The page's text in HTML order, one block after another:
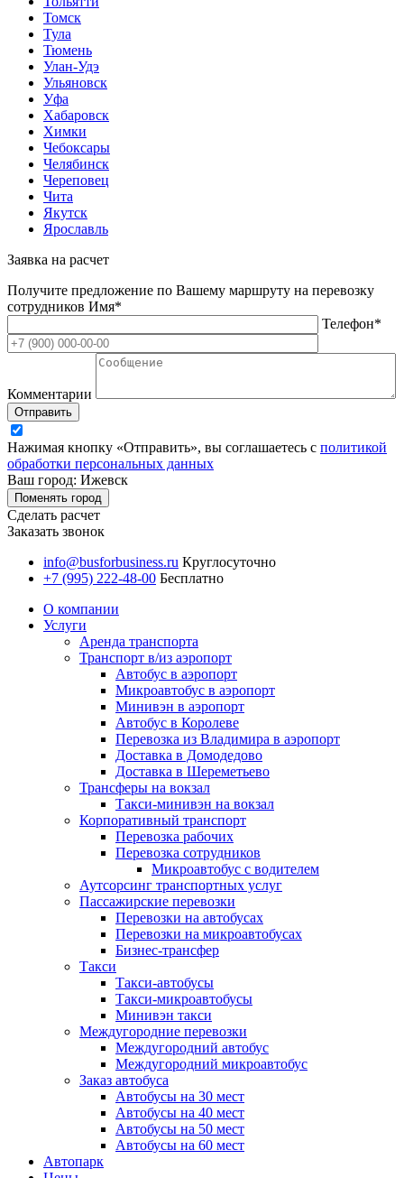
Томск
Тула
Тюмень
Улан-Удэ
Ульяновск
Уфа
Хабаровск
Химки
Чебоксары
Челябинск
Череповец
Чита
Якутск
Ярославль
Заявка на расчет
Получите предложение по Вашему маршруту на перевозку
сотрудников Имя*
Телефон*
Комментарии
Отправить
Нажимая кнопку «Отправить», вы соглашаетесь с политикой
обработки персональных данных
Ваш город: Ижевск
Поменять город
Сделать расчет
Заказать звонок
info@busforbusiness.ru Круглосуточно
+7 (995) 222-48-00 Бесплатно
О компании
Услуги
Аренда транспорта
Транспорт в/из аэропорт
Автобус в аэропорт
Микроавтобус в аэропорт
Минивэн в аэропорт
Автобус в Королеве
Перевозка из Владимира в аэропорт
Доставка в Домодедово
Доставка в Шереметьево
Трансферы на вокзал
Такси-минивэн на вокзал
Корпоративный транспорт
Перевозка рабочих
Перевозка сотрудников
Микроавтобус с водителем
Аутсорсинг транспортных услуг
Пассажирские перевозки
Перевозки на автобусах
Перевозки на микроавтобусах
Бизнес-трансфер
Такси
Такси-автобусы
Такси-микроавтобусы
Минивэн такси
Междугородние перевозки
Междугородний автобус
Междугородний микроавтобус
Заказ автобуса
Автобусы на 30 мест
Автобусы на 40 мест
Автобусы на 50 мест
Автобусы на 60 мест
Автопарк